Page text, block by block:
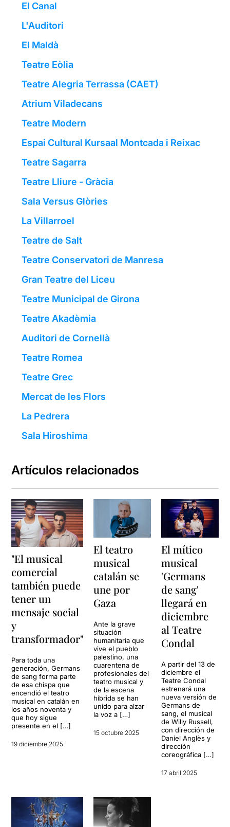
El Canal
L'Auditori
El Maldà
Teatre Eòlia
Teatre Alegria Terrassa (CAET)
Atrium Viladecans
Teatre Modern
Espai Cultural Kursaal Montcada i Reixac
Teatre Sagarra
Teatre Lliure - Gràcia
Sala Versus Glòries
La Villarroel
Teatre de Salt
Teatre Conservatori de Manresa
Gran Teatre del Liceu
Teatre Municipal de Girona
Teatre Akadèmia
Auditori de Cornellà
Teatre Romea
Teatre Grec
Mercat de les Flors
La Pedrera
Sala Hiroshima
Artículos relacionados
"El musical
comercial
también puede
tener un
mensaje social
y
transformador"
Para toda una
generación, Germans
de sang forma parte
de esa chispa que
encendió el teatro
musical en catalán en
los años noventa y
que hoy sigue
presente en el […]
19 diciembre 2025
El teatro
musical
catalán se
une por
Gaza
Ante la grave
situación
humanitaria que
vive el pueblo
palestino, una
cuarentena de
profesionales del
teatro musical y
de la escena
híbrida se han
unido para alzar
la voz a […]
15 octubre 2025
El mítico
musical
'Germans
de sang'
llegará en
diciembre
al Teatre
Condal
A partir del 13 de
diciembre el
Teatre Condal
estrenará una
nueva versión de
Germans de
sang, el musical
de Willy Russell,
con dirección de
Daniel Anglès y
dirección
coreográfica […]
17 abril 2025